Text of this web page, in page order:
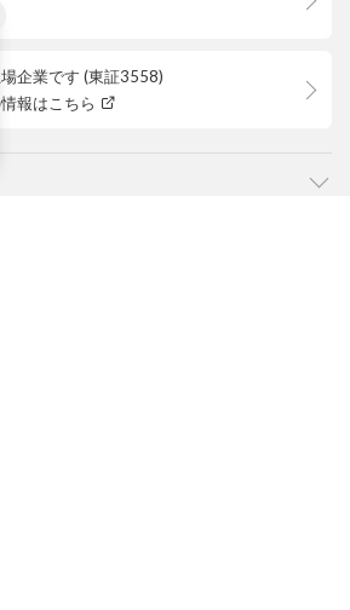
企業です (東証3558)
報はこちら